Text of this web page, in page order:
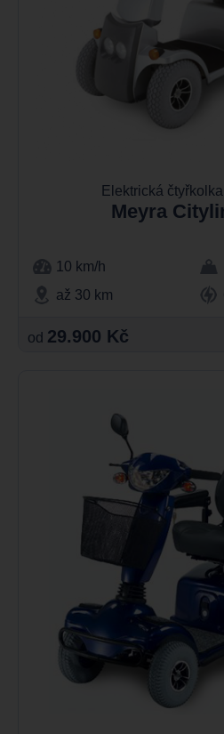
Elektrická
Meyra
10 km/h
až 30 km
od 29.900 Kč